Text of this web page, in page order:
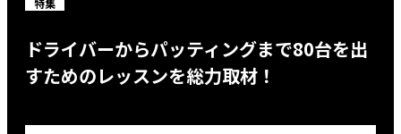
特集
ドライバーからパッティングまで80台を出
すためのレッスンを総力取材！